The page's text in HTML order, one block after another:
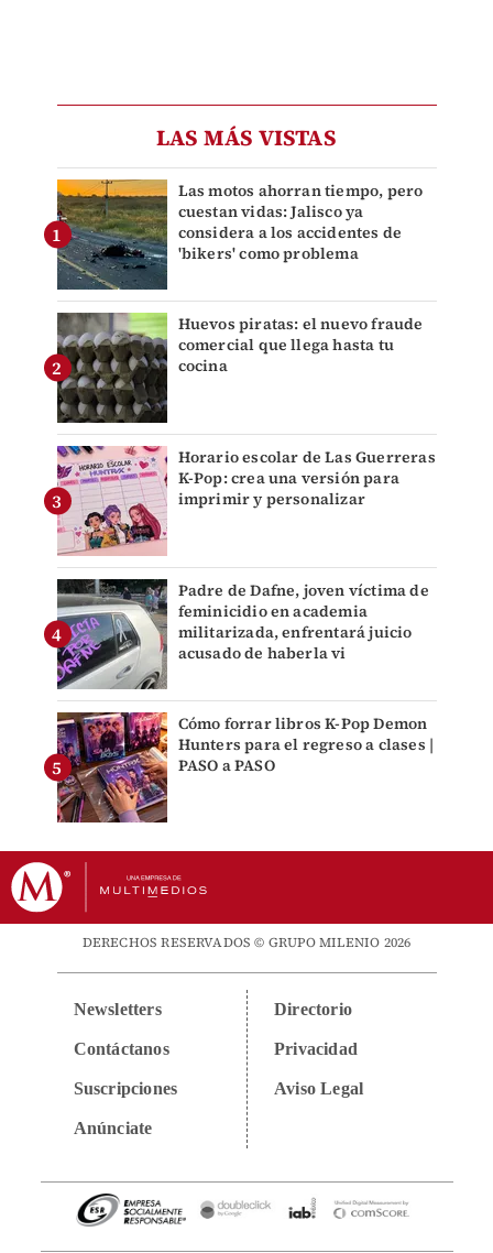
LAS MÁS VISTAS
Las motos ahorran tiempo, pero
cuestan vidas: Jalisco ya
considera a los accidentes de
'bikers' como problema
Huevos piratas: el nuevo fraude
comercial que llega hasta tu
cocina
Horario escolar de Las Guerreras
K-Pop: crea una versión para
imprimir y personalizar
Padre de Dafne, joven víctima de
feminicidio en academia
militarizada, enfrentará juicio
acusado de haberla vi
Cómo forrar libros K-Pop Demon
Hunters para el regreso a clases |
PASO a PASO
DERECHOS RESERVADOS © GRUPO MILENIO 2026
Newsletters
Contáctanos
Suscripciones
Anúnciate
Directorio
Privacidad
Aviso Legal